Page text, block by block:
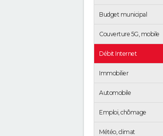
Budget municipal
Couverture 5G, mobile
Débit Internet
Immobilier
Automobile
Emploi, chômage
Météo, climat